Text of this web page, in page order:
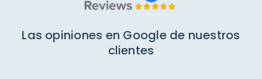
Las opiniones en Google de nuestros
clientes